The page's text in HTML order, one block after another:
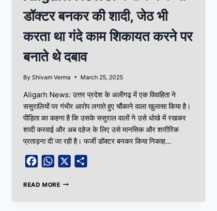
डॉक्टर बनकर की शादी, जेठ भी
करता था गंदे काम शिकायत करने पर
बनाते थे दबाव
By Shivam Verma March 25, 2025
Aligarh News: उत्तर प्रदेश के अलीगढ़ में एक विवाहिता ने
ससुरालियों पर गंभीर आरोप लगाते हुए चौंकाने वाला खुलासा किया है।
पीड़िता का कहना है कि उसके ससुराल वालों ने उसे धोखे में रखकर
शादी करवाई और अब दहेज के लिए उसे मानसिक और शारीरिक
प्रताड़ना दी जा रही है। फर्जी डॉक्टर बनकर किया निकाह…
FacebookWhatsApp
READ MORE